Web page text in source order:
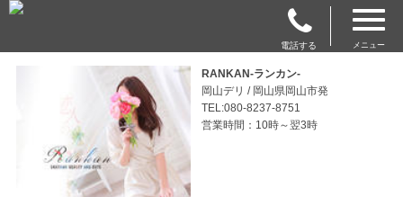
電話する メニュー
RANKAN-ランカン-
岡山デリ / 岡山県岡山市発
TEL:080-8237-8751
営業時間：10時～翌3時